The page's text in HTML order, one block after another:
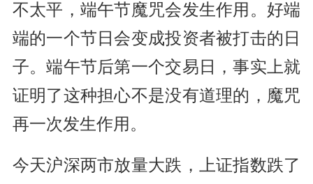
不太平，端午节魔咒会发生作用。好端
端的一个节日会变成投资者被打击的日
子。端午节后第一个交易日，事实上就
证明了这种担心不是没有道理的，魔咒
再一次发生作用。
今天沪深两市放量大跌，上证指数跌了